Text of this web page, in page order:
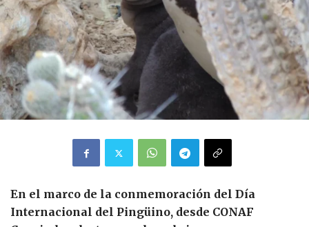
En el marco de la conmemoración del Día
Internacional del Pingüino, desde CONAF